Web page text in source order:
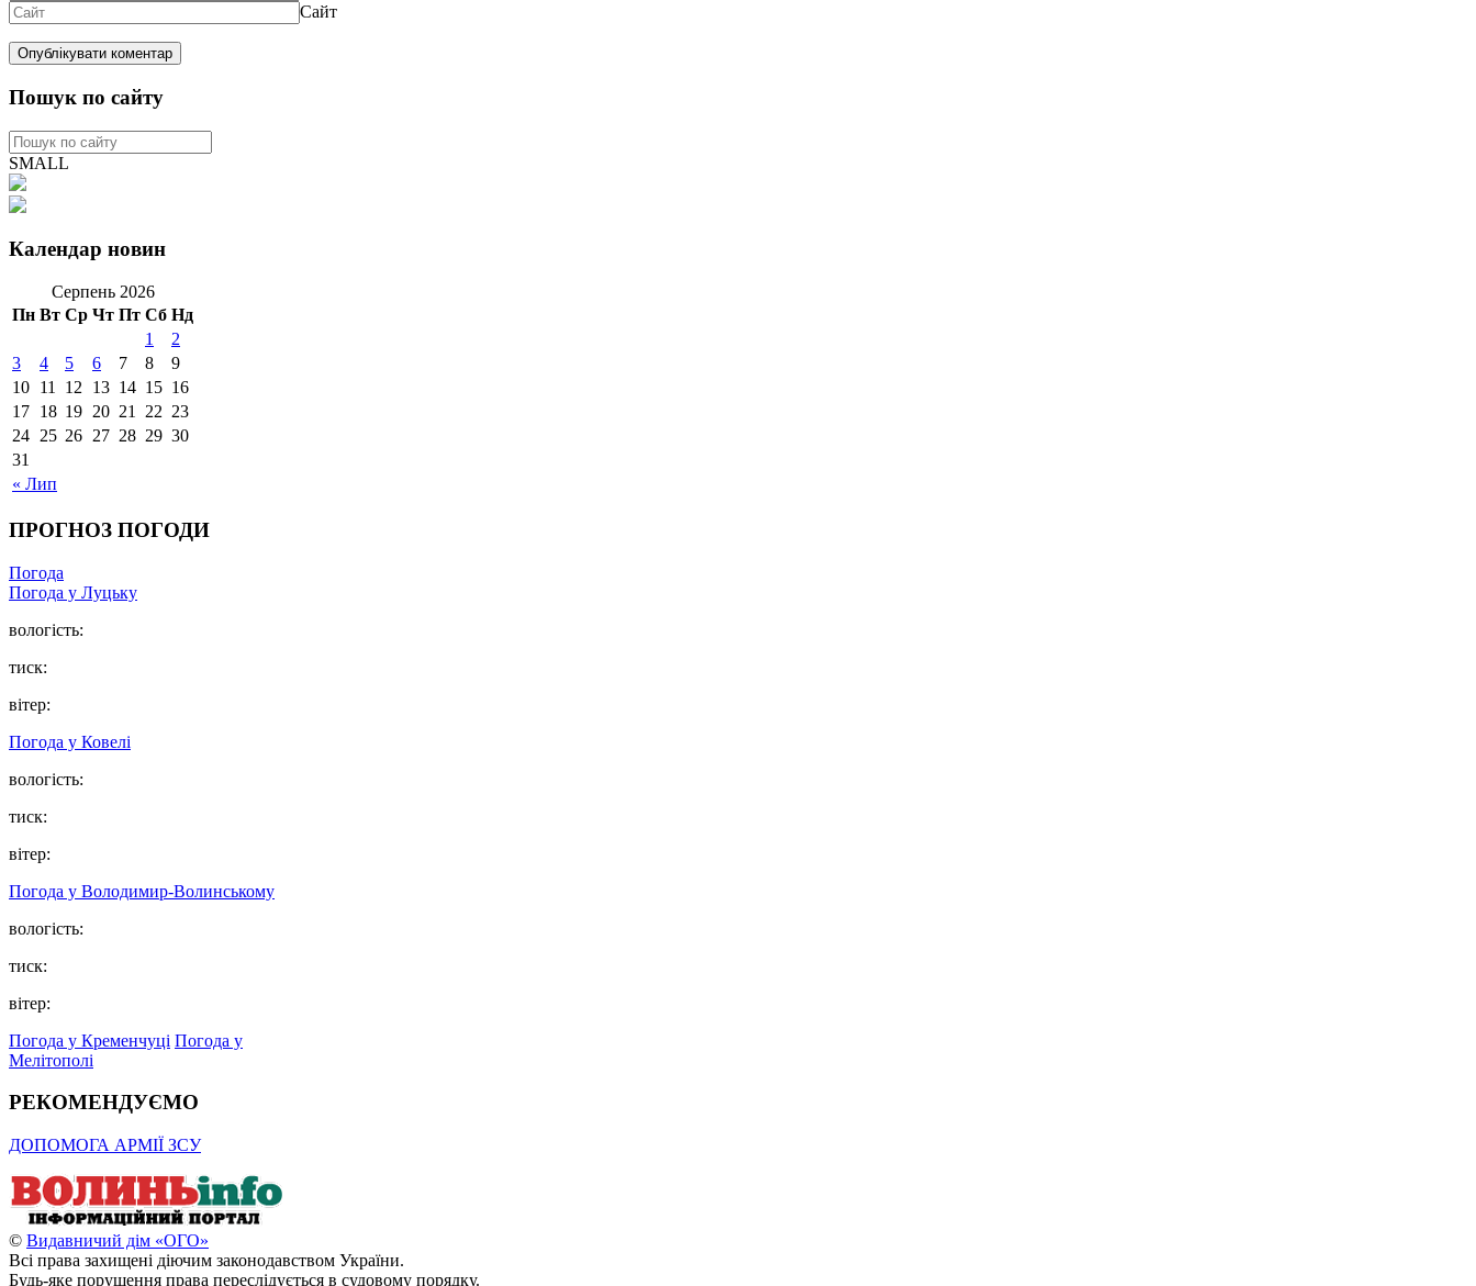
Сайт
Пошук по сайту
SMALL
Календар новин
Серпень 2026
Пн Вт Ср Чт Пт Сб Нд
« Лип
1
2
3
4 5 6 7 8
9
10 11 12 13 14 15 16
17 18 19 20 21 22 23
24 25 26 27 28 29 30
31
ПРОГНОЗ ПОГОДИ
Погода
Погода у Луцьку
вологість:
тиск:
вітер:
Погода у Ковелі
вологість:
тиск:
вітер:
Погода у Володимир-Волинському
вологість:
тиск:
вітер:
Погода у Кременчуці Погода у
Мелітополі
РЕКОМЕНДУЄМО
ДОПОМОГА АРМІЇ ЗСУ
© Видавничий дім «ОГО»
Всі права захищені діючим законодавством України.
Будь-яке порушення права переслідується в судовому порядку.